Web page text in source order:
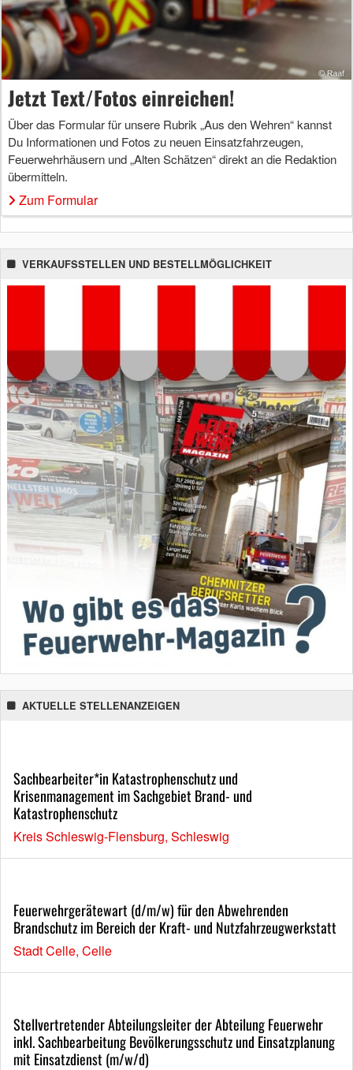
Jetzt Text/Fotos einreichen!
Über das Formular für unsere Rubrik „Aus den Wehren“ kannst
Du Informationen und Fotos zu neuen Einsatzfahrzeugen,
Feuerwehrhäusern und „Alten Schätzen“ direkt an die Redaktion
übermitteln.
Zum Formular
VERKAUFSSTELLEN UND BESTELLMÖGLICHKEIT
AKTUELLE STELLENANZEIGEN
Sachbearbeiter*in Katastrophenschutz und
Krisenmanagement im Sachgebiet Brand- und
Katastrophenschutz
Kreis Schleswig-Flensburg, Schleswig
Feuerwehrgerätewart (d/m/w) für den Abwehrenden
Brandschutz im Bereich der Kraft- und Nutzfahrzeugwerkstatt
Stadt Celle, Celle
Stellvertretender Abteilungsleiter der Abteilung Feuerwehr
inkl. Sachbearbeitung Bevölkerungsschutz und Einsatzplanung
mit Einsatzdienst (m/w/d)